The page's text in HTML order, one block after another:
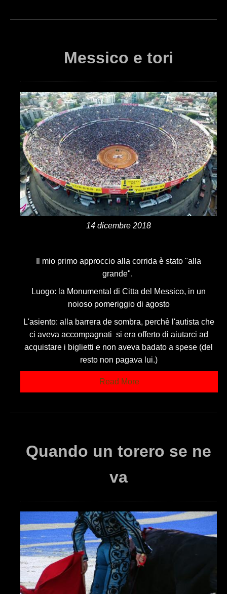
Messico e tori
14 dicembre 2018
Il mio primo approccio alla corrida è stato "alla
grande".
Luogo: la Monumental di Citta del Messico, in un
noioso pomeriggio di agosto
L'asiento: alla barrera de sombra, perchè l'autista che
ci aveva accompagnati si era offerto di aiutarci ad
acquistare i biglietti e non aveva badato a spese (del
resto non pagava lui.)
Read More
Quando un torero se ne
va